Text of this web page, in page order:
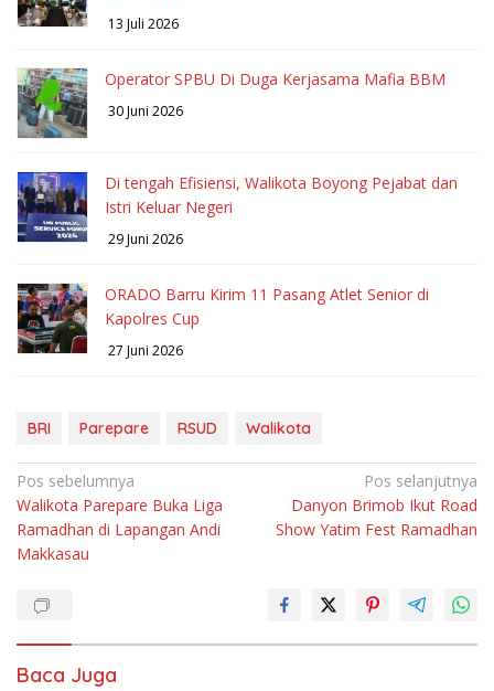
13 Juli 2026
Operator SPBU Di Duga Kerjasama Mafia BBM
30 Juni 2026
Di tengah Efisiensi, Walikota Boyong Pejabat dan
Istri Keluar Negeri
29 Juni 2026
ORADO Barru Kirim 11 Pasang Atlet Senior di
Kapolres Cup
27 Juni 2026
BRI Parepare RSUD Walikota
Navigasi
pos
Pos sebelumnya
Walikota Parepare Buka Liga
Ramadhan di Lapangan Andi
Makkasau
Pos selanjutnya
Danyon Brimob Ikut Road
Show Yatim Fest Ramadhan
Baca Juga